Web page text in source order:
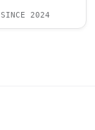
SINCE 2024